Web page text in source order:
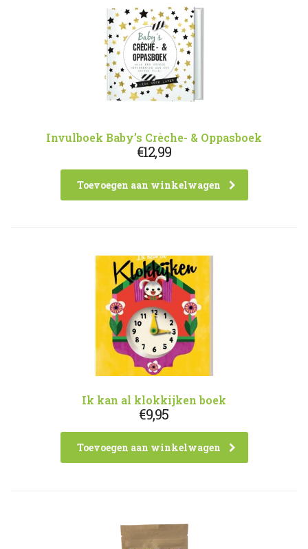
Invulboek Baby’s Crèche- & Oppasboek
€12,99
Toevoegen aan winkelwagen
Ik kan al klokkijken boek
€9,95
Toevoegen aan winkelwagen